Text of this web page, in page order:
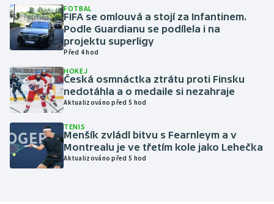
Lyže a snowboard
Moderní pětiboj
Motorsport
Olympijské hry
Parasport
Plavání
FOTBAL
FIFA se omlouvá a stojí za Infantinem.
Podle Guardianu se podílela i na
projektu superligy
Před 4 hod
HOKEJ
Česká osmnáctka ztrátu proti Finsku
nedotáhla a o medaile si nezahraje
Aktualizováno před 5 hod
TENIS
Menšík zvládl bitvu s Fearnleym a v
Montrealu je ve třetím kole jako Lehečka
Aktualizováno před 5 hod